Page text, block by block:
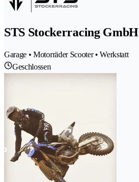
STS Stockerracing GmbH
Garage • Motorräder Scooter • Werkstatt
Geschlossen